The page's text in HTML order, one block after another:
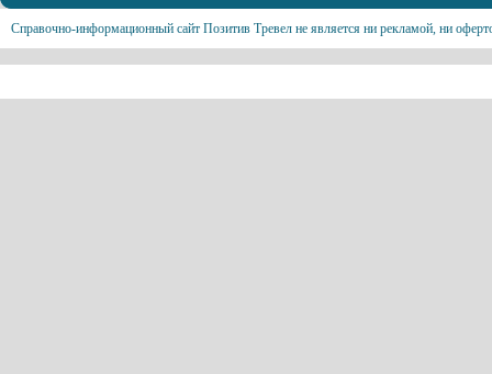
Справочно-информационный сайт Позитив Тревел не является ни рекламой, ни